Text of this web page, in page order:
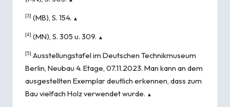
[3] (MB), S. 154. ▲
[4] (MN), S. 305 u. 309. ▲
[5] Ausstellungstafel im Deutschen Technikmuseum
Berlin, Neubau 4. Etage, 07.11.2023. Man kann an dem
ausgestellten Exemplar deutlich erkennen, dass zum
Bau vielfach Holz verwendet wurde. ▲